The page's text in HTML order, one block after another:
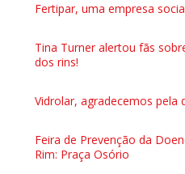
Fertipar, uma empresa
Tina Turner alertou fãs
dos rins!
Vidrolar, agradecemos pela
Feira de Prevenção da
Rim: Praça Osório